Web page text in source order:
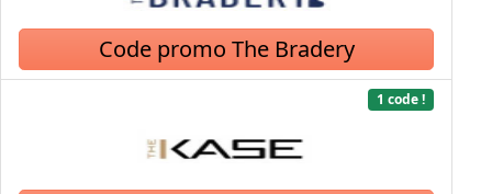
Code promo The Bradery
1 code !